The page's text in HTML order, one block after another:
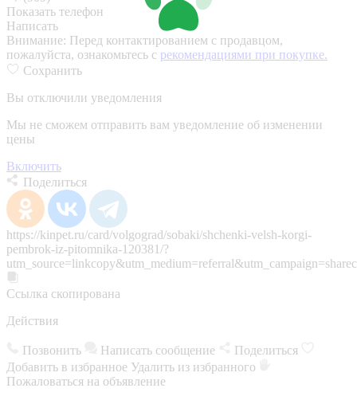
Показать телефон
Написать
Внимание: Перед контактированием с продавцом,
пожалуйста, ознакомьтесь с рекомендациями при покупке.
Сохранить
Вы отключили уведомления
Мы не сможем отправить вам уведомление об изменении
цены
Включить
Поделиться
https://kinpet.ru/card/volgograd/sobaki/shchenki-velsh-korgi-
pembrok-iz-pitomnika-120381/?
Ссылка скопирована
Действия
Позвонить Написать сообщение
Поделиться
Добавить в избранное Удалить из избранного
Пожаловаться на объявление